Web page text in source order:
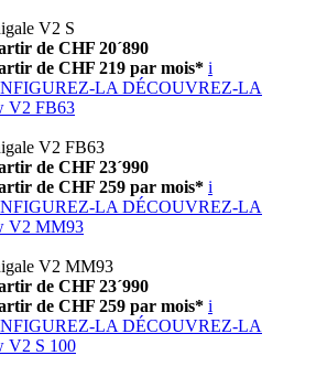
V2 S
de CHF 20´890
de CHF 219 par mois* i
LA DÉCOUVREZ-LA
V2 FB63
V2 FB63
de CHF 23´990
de CHF 259 par mois* i
LA DÉCOUVREZ-LA
V2 MM93
V2 MM93
de CHF 23´990
de CHF 259 par mois* i
LA DÉCOUVREZ-LA
V2 S 100